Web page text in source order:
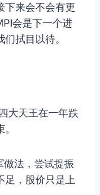
下来会不会有更
会是下一个进
拭目以待。
大天王在一年跌
法，尝试提振
足，股价只是上